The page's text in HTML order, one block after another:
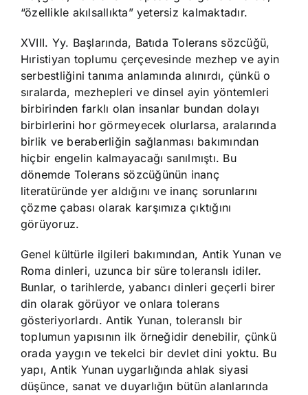
“özellikle akılsallıkta” yetersiz kalmaktadır.
XVIII. Yy. Başlarında, Batıda Tolerans sözcüğü,
Hıristiyan toplumu çerçevesinde mezhep ve ayin
serbestliğini tanıma anlamında alınırdı, çünkü o
sıralarda, mezhepleri ve dinsel ayin yöntemleri
birbirinden farklı olan insanlar bundan dolayı
birbirlerini hor görmeyecek olurlarsa, aralarında
birlik ve beraberliğin sağlanması bakımından
hiçbir engelin kalmayacağı sanılmıştı. Bu
dönemde Tolerans sözcüğünün inanç
literatüründe yer aldığını ve inanç sorunlarını
çözme çabası olarak karşımıza çıktığını
görüyoruz.
Genel kültürle ilgileri bakımından, Antik Yunan ve
Roma dinleri, uzunca bir süre toleranslı idiler.
Bunlar, o tarihlerde, yabancı dinleri geçerli birer
din olarak görüyor ve onlara tolerans
gösteriyorlardı. Antik Yunan, toleranslı bir
toplumun yapısının ilk örneğidir denebilir, çünkü
orada yaygın ve tekelci bir devlet dini yoktu. Bu
yapı, Antik Yunan uygarlığında ahlak siyasi
düşünce, sanat ve duyarlığın bütün alanlarında